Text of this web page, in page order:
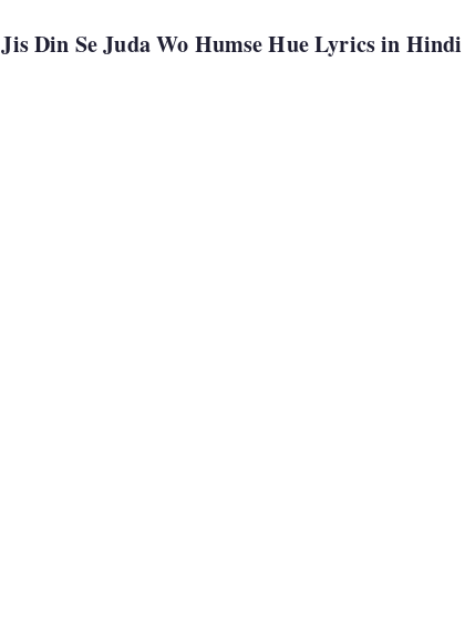
Jis Din Se Juda Wo Humse Hue Lyrics in Hindi